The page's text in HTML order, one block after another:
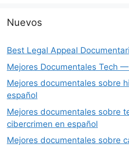
Nuevos
Best Legal Appeal
Mejores Documentales Tech
Mejores documentales sobre
español
Mejores documentales sobre
cibercrimen en español
Mejores documentales sobre